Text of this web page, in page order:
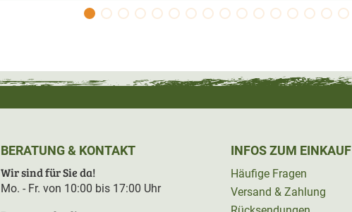
BERATUNG & KONTAKT
Wir sind für Sie da!
Mo. - Fr. von 10:00 bis 17:00 Uhr
INFOS ZUM EINKAUF
Häufige Fragen
Versand & Zahlung